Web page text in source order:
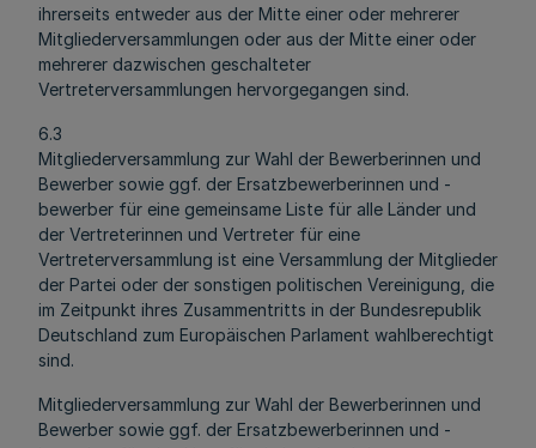
ihrerseits entweder aus der Mitte einer oder mehrerer
Mitgliederversammlungen oder aus der Mitte einer oder
mehrerer dazwischen geschalteter
Vertreterversammlungen hervorgegangen sind.
6.3
Mitgliederversammlung zur Wahl der Bewerberinnen und
Bewerber sowie ggf. der Ersatzbewerberinnen und -
bewerber für eine gemeinsame Liste für alle Länder und
der Vertreterinnen und Vertreter für eine
Vertreterversammlung ist eine Versammlung der Mitglieder
der Partei oder der sonstigen politischen Vereinigung, die
im Zeitpunkt ihres Zusammentritts in der Bundesrepublik
Deutschland zum Europäischen Parlament wahlberechtigt
sind.
Mitgliederversammlung zur Wahl der Bewerberinnen und
Bewerber sowie ggf. der Ersatzbewerberinnen und -